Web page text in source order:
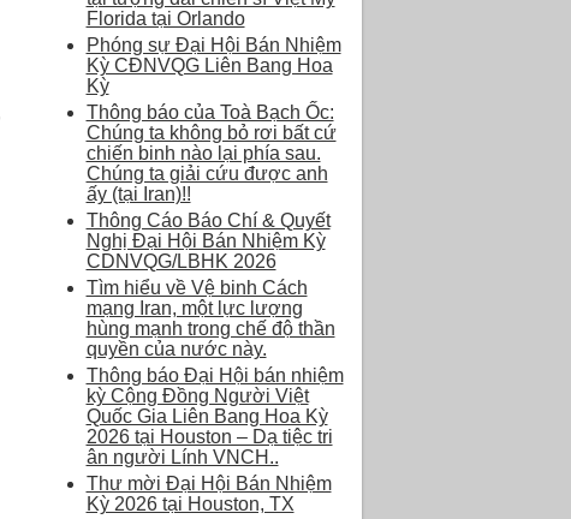
Florida tại Orlando
Phóng sự Đại Hội Bán Nhiệm
Kỳ CĐNVQG Liên Bang Hoa
Kỳ
Thông báo của Toà Bạch Ốc:
Chúng ta không bỏ rơi bất cứ
chiến binh nào lại phía sau.
Chúng ta giải cứu được anh
ấy (tại Iran)!!
Thông Cáo Báo Chí & Quyết
Nghị Đại Hội Bán Nhiệm Kỳ
CDNVQG/LBHK 2026
Tìm hiểu về Vệ binh Cách
mạng Iran, một lực lượng
hùng mạnh trong chế độ thần
quyền của nước này.
Thông báo Đại Hội bán nhiệm
kỳ Cộng Đồng Người Việt
Quốc Gia Liên Bang Hoa Kỳ
2026 tại Houston – Dạ tiệc tri
ân người Lính VNCH..
Thư mời Đại Hội Bán Nhiệm
Kỳ 2026 tại Houston, TX